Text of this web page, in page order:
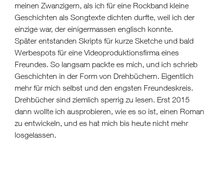
meinen Zwanzigern, als ich für eine Rockband kleine
Geschichten als Songtexte dichten durfte, weil ich der
einzige war, der einigermassen englisch konnte.
Später entstanden Skripts für kurze Sketche und bald
Werbespots für eine Videoproduktionsfirma eines
Freundes. So langsam packte es mich, und ich schrieb
Geschichten in der Form von Drehbüchern. Eigentlich
mehr für mich selbst und den engsten Freundeskreis.
Drehbücher sind ziemlich sperrig zu lesen. Erst 2015
dann wollte ich ausprobieren, wie es so ist, einen Roman
zu entwickeln, und es hat mich bis heute nicht mehr
losgelassen.